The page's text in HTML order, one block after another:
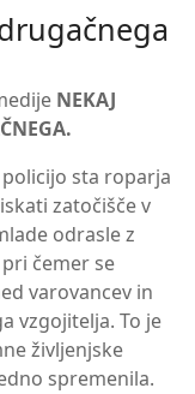
NEKAJ
sta roparja
zatočišče v
odrasle z
čemer se
varovancev in
vzgojitelja. To je
življenjske
spremenila.